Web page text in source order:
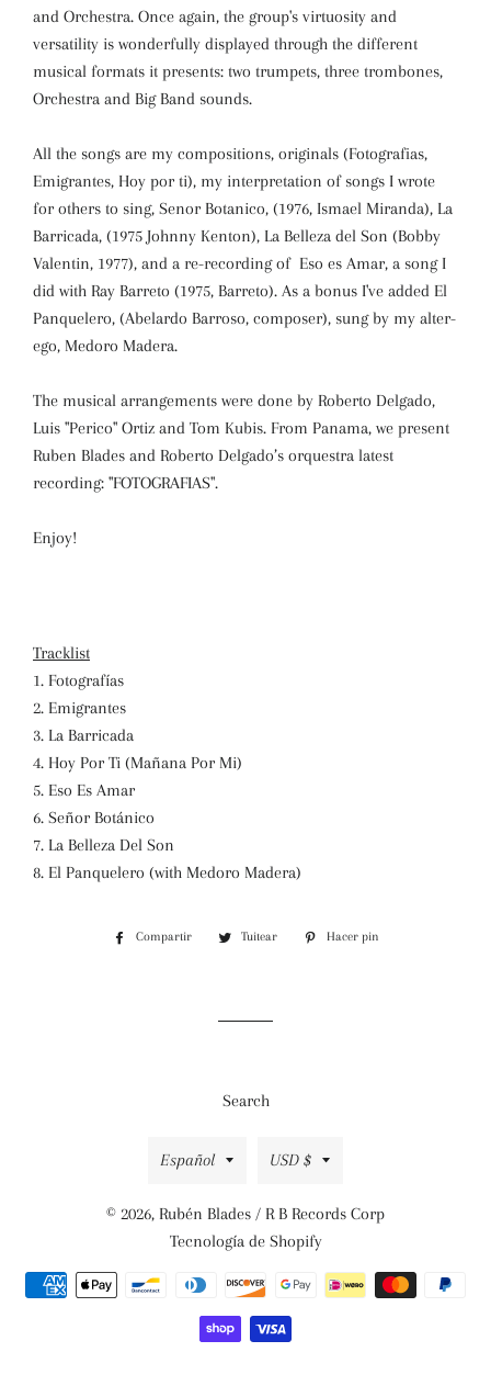
and Orchestra. Once again, the group's virtuosity and
versatility is wonderfully displayed through the different
musical formats it presents: two trumpets, three trombones,
Orchestra and Big Band sounds.
All the songs are my compositions, originals (Fotografias,
Emigrantes, Hoy por ti), my interpretation of songs I wrote
for others to sing, Senor Botanico, (1976, Ismael Miranda), La
Barricada, (1975 Johnny Kenton), La Belleza del Son (Bobby
Valentin, 1977), and a re-recording of Eso es Amar, a song I
did with Ray Barreto (1975, Barreto). As a bonus I've added El
Panquelero, (Abelardo Barroso, composer), sung by my alter-
ego, Medoro Madera.
The musical arrangements were done by Roberto Delgado,
Luis "Perico" Ortiz and Tom Kubis. From Panama, we present
Ruben Blades and Roberto Delgado’s orquestra latest
recording: "FOTOGRAFIAS".
Enjoy!
Tracklist
1. Fotografías
2. Emigrantes
3. La Barricada
4. Hoy Por Ti (Mañana Por Mi)
5. Eso Es Amar
6. Señor Botánico
7. La Belleza Del Son
8. El Panquelero (with Medoro Madera)
Compartir
CompartirTuitear
Tuitear
Hacer pin
Search
Idioma
Español Moneda
USD $
© 2026, Rubén Blades / R B Records Corp
Tecnología de Shopify
Métodos
de
pago